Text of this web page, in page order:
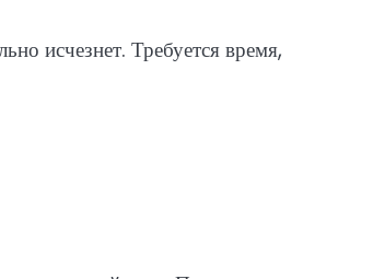
исчезнет. Требуется время,